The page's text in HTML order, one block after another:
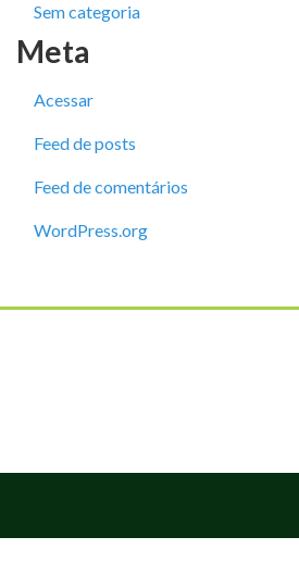
Sem categoria
Meta
Acessar
Feed de posts
Feed de comentários
WordPress.org